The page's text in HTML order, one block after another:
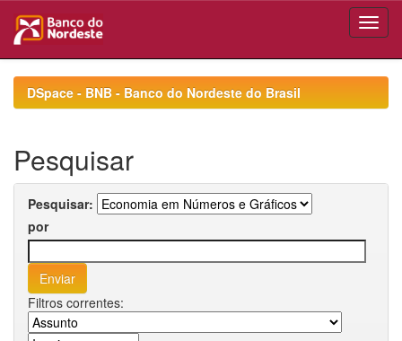
navigationDSpace - BNB - Banco do Nordeste do Brasil
Pesquisar
Pesquisar:
por
Filtros correntes: